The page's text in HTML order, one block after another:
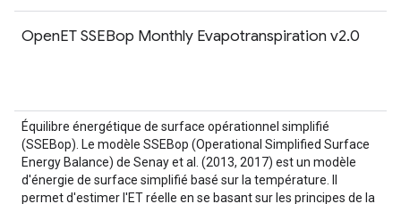
OpenET SSEBop Monthly Evapotranspiration v2.0
Équilibre énergétique de surface opérationnel simplifié
(SSEBop). Le modèle SSEBop (Operational Simplified Surface
Energy Balance) de Senay et al. (2013, 2017) est un modèle
d'énergie de surface simplifié basé sur la température. Il
permet d'estimer l'ET réelle en se basant sur les principes de la